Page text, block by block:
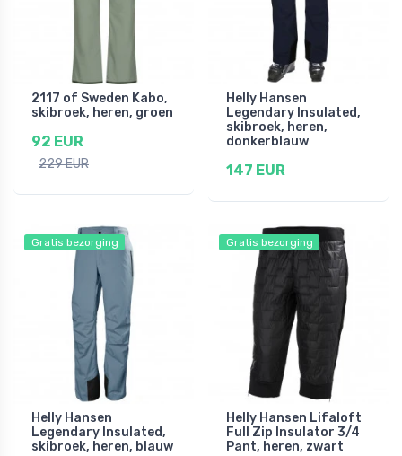
2117 of Sweden Kabo,
skibroek, heren, groen
92 EUR
229 EUR
Helly Hansen
Legendary Insulated,
skibroek, heren,
donkerblauw
147 EUR
Gratis bezorging
Helly Hansen
Legendary Insulated,
skibroek, heren, blauw
Gratis bezorging
Helly Hansen Lifaloft
Full Zip Insulator 3/4
Pant, heren, zwart